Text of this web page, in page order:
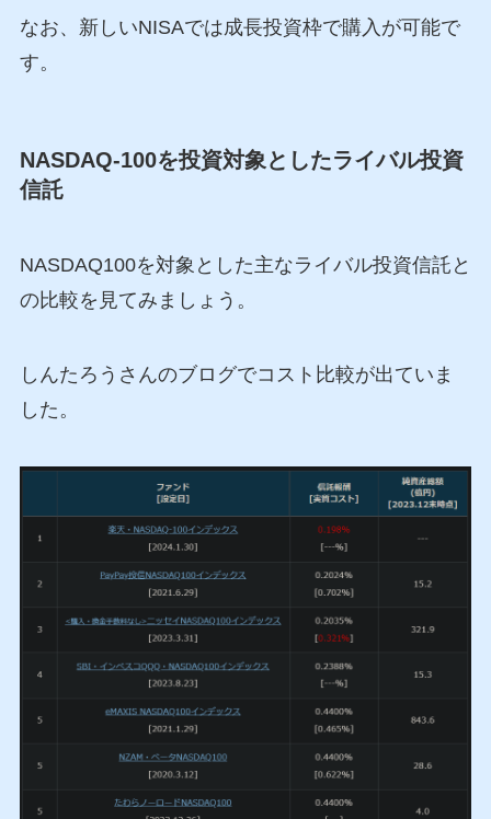
なお、新しいNISAでは成長投資枠で購入が可能で
す。
NASDAQ-100を投資対象としたライバル投資
信託
NASDAQ100を対象とした主なライバル投資信託と
の比較を見てみましょう。
しんたろうさんのブログでコスト比較が出ていま
した。